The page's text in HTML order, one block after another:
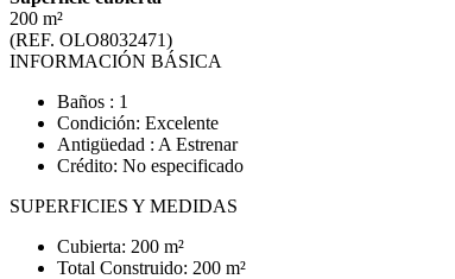
200 m²
(REF. OLO8032471)
INFORMACIÓN BÁSICA
Baños : 1
Condición: Excelente
Antigüedad : A Estrenar
Crédito: No especificado
SUPERFICIES Y MEDIDAS
Cubierta: 200 m²
Total Construido: 200 m²